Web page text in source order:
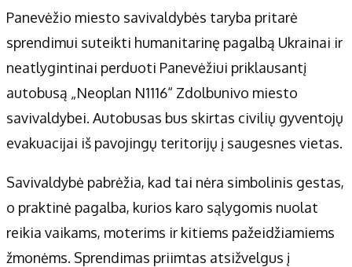
Panevėžio miesto savivaldybės taryba pritarė
sprendimui suteikti humanitarinę pagalbą Ukrainai ir
neatlygintinai perduoti Panevėžiui priklausantį
autobusą „Neoplan N1116“ Zdolbunivo miesto
savivaldybei. Autobusas bus skirtas civilių gyventojų
evakuacijai iš pavojingų teritorijų į saugesnes vietas.
Savivaldybė pabrėžia, kad tai nėra simbolinis gestas,
o praktinė pagalba, kurios karo sąlygomis nuolat
reikia vaikams, moterims ir kitiems pažeidžiamiems
žmonėms. Sprendimas priimtas atsižvelgus į